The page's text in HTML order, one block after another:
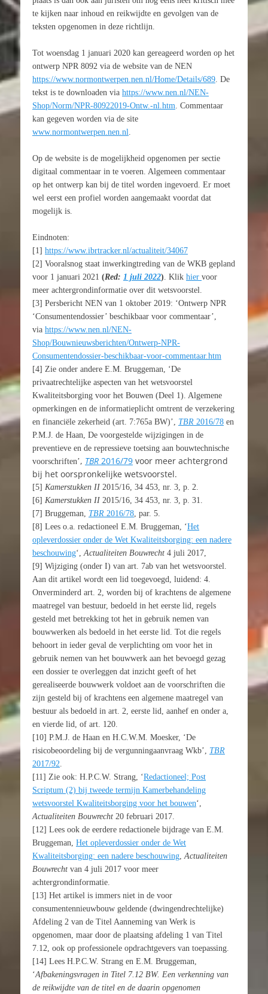
te kijken naar inhoud en reikwijdte en gevolgen van de
teksten opgenomen in deze richtlijn.
Tot woensdag 1 januari 2020 kan gereageerd worden op het
ontwerp NPR 8092 via de website van de NEN
https://www.normontwerpen.nen.nl/Home/Details/689. De
tekst is te downloaden via https://www.nen.nl/NEN-
Shop/Norm/NPR-80922019-Ontw.-nl.htm. Commentaar
kan gegeven worden via de site
www.normontwerpen.nen.nl.
Op de website is de mogelijkheid opgenomen per sectie
digitaal commentaar in te voeren. Algemeen commentaar
op het ontwerp kan bij de titel worden ingevoerd. Er moet
wel eerst een profiel worden aangemaakt voordat dat
mogelijk is.
Eindnoten:
[1] https://www.ibrtracker.nl/actualiteit/34067
[2] Vooralsnog staat inwerkingtreding van de WKB gepland
voor 1 januari 2021 (Red: 1 juli 2022). Klik hier voor
meer achtergrondinformatie over dit wetsvoorstel.
[3] Persbericht NEN van 1 oktober 2019: ‘Ontwerp NPR
‘Consumentendossier’ beschikbaar voor commentaar’,
via https://www.nen.nl/NEN-
Shop/Bouwnieuwsberichten/Ontwerp-NPR-
Consumentendossier-beschikbaar-voor-commentaar.htm
[4] Zie onder andere E.M. Bruggeman, ‘De
privaatrechtelijke aspecten van het wetsvoorstel
Kwaliteitsborging voor het Bouwen (Deel 1). Algemene
opmerkingen en de informatieplicht omtrent de verzekering
en financiële zekerheid (art. 7:765a BW)’, TBR 2016/78 en
P.M.J. de Haan, De voorgestelde wijzigingen in de
preventieve en de repressieve toetsing aan bouwtechnische
voorschriften’, TBR 2016/79 voor meer achtergrond
bij het oorspronkelijke wetsvoorstel.
[5] Kamerstukken II 2015/16, 34 453, nr. 3, p. 2.
[6] Kamerstukken II 2015/16, 34 453, nr. 3, p. 31.
[7] Bruggeman, TBR 2016/78, par. 5.
[8] Lees o.a. redactioneel E.M. Bruggeman, ‘Het
opleverdossier onder de Wet Kwaliteitsborging: een nadere
beschouwing‘,Actualiteiten Bouwrecht 4 juli 2017,
[9] Wijziging (onder I) van art. 7ab van het wetsvoorstel.
Aan dit artikel wordt een lid toegevoegd, luidend: 4.
Onverminderd art. 2, worden bij of krachtens de algemene
maatregel van bestuur, bedoeld in het eerste lid, regels
gesteld met betrekking tot het in gebruik nemen van
bouwwerken als bedoeld in het eerste lid. Tot die regels
behoort in ieder geval de verplichting om voor het in
gebruik nemen van het bouwwerk aan het bevoegd gezag
een dossier te overleggen dat inzicht geeft of het
gerealiseerde bouwwerk voldoet aan de voorschriften die
zijn gesteld bij of krachtens een algemene maatregel van
bestuur als bedoeld in art. 2, eerste lid, aanhef en onder a,
en vierde lid, of art. 120.
[10] P.M.J. de Haan en H.C.W.M. Moesker, ‘De
risicobeoordeling bij de vergunningaanvraag Wkb’, TBR
2017/92.
[11] Zie ook: H.P.C.W. Strang, ‘Redactioneel; Post
Scriptum (2) bij tweede termijn Kamerbehandeling
wetsvoorstel Kwaliteitsborging voor het bouwen‘,
Actualiteiten Bouwrecht 20 februari 2017.
[12] Lees ook de eerdere redactionele bijdrage van E.M.
Bruggeman, Het opleverdossier onder de Wet
Kwaliteitsborging: een nadere beschouwing,Actualiteiten
Bouwrecht van 4 juli 2017 voor meer
achtergrondinformatie.
[13] Het artikel is immers niet in de voor
consumentennieuwbouw geldende (dwingendrechtelijke)
Afdeling 2 van de Titel Aanneming van Werk is
opgenomen, maar door de plaatsing afdeling 1 van Titel
7.12, ook op professionele opdrachtgevers van toepassing.
[14] Lees H.P.C.W. Strang en E.M. Bruggeman,
‘Afbakeningsvragen in Titel 7.12 BW. Een verkenning van
de reikwijdte van de titel en de daarin opgenomen